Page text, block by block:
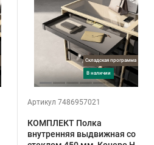
Складская программа
в наличии
Артикул 7486957021
КОМПЛЕКТ Полка
внутренняя выдвижная со